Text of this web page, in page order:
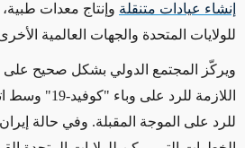
إنشاء عيادات متنقلة وإنتاج معدات طبية،
للولايات المتحدة والجهات العالمية
ويركّز المجتمع الدولي بشكل صحيح على
اللازمة للرد
للرد على الموجة المقبلة. وفي حالة